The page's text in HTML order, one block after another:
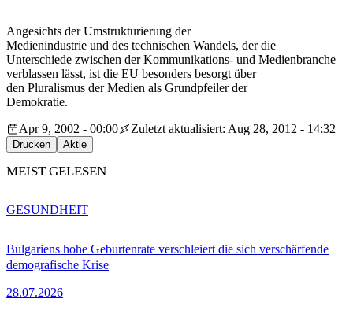
Angesichts der Umstrukturierung der
Medienindustrie und des technischen Wandels, der die
Unterschiede zwischen der Kommunikations- und Medienbranche
verblassen lässt, ist die EU besonders besorgt über
den Pluralismus der Medien als Grundpfeiler der
Demokratie.
Apr 9, 2002 - 00:00
Zuletzt aktualisiert: Aug 28, 2012 - 14:32
Drucken Aktie
MEIST GELESEN
Bulgariens hohe Geburtenrate verschleiert die sich verschärfende
demografische Krise
28.07.2026
GESUNDHEIT